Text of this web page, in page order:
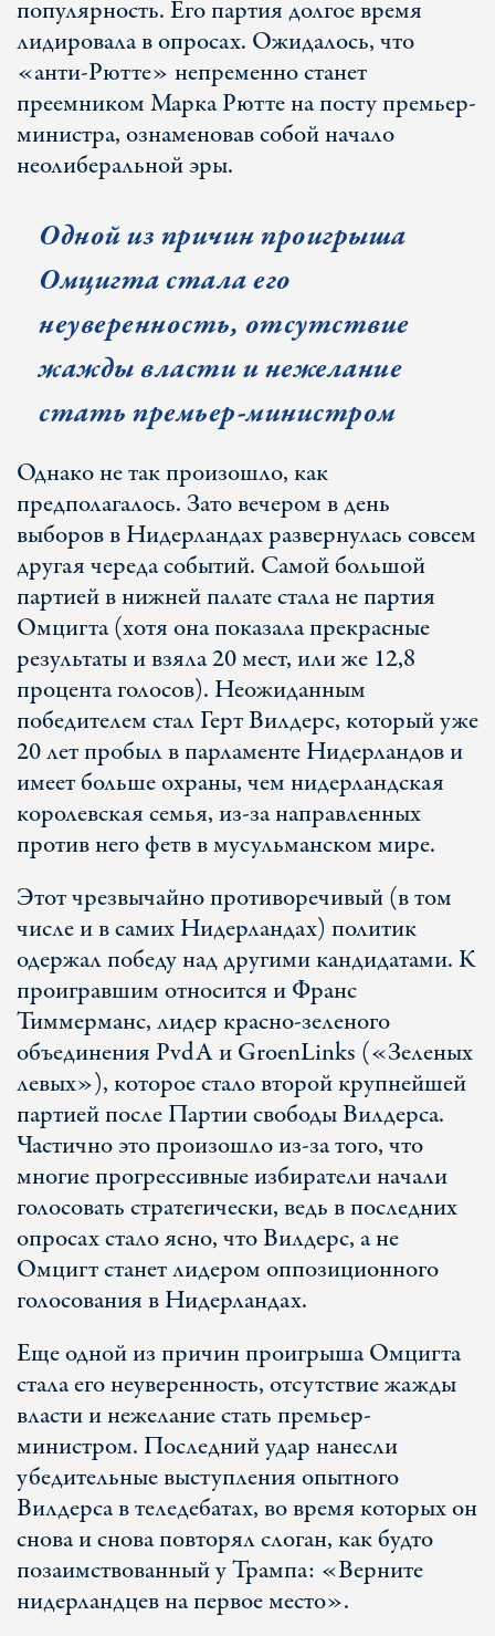
популярность. Его партия долгое время
лидировала в опросах. Ожидалось, что
«анти-Рютте» непременно станет
преемником Марка Рютте на посту премьер-
министра, ознаменовав собой начало
неолиберальной эры.
Одной из причин проигрыша
Омцигта стала его
неуверенность, отсутствие
жажды власти и нежелание
стать премьер-министром
Однако не так произошло, как
предполагалось. Зато вечером в день
выборов в Нидерландах развернулась совсем
другая череда событий. Самой большой
партией в нижней палате стала не партия
Омцигта (хотя она показала прекрасные
результаты и взяла 20 мест, или же 12,8
процента голосов). Неожиданным
победителем стал Герт Вилдерс, который уже
20 лет пробыл в парламенте Нидерландов и
имеет больше охраны, чем нидерландская
королевская семья, из-за направленных
против него фетв в мусульманском мире.
Этот чрезвычайно противоречивый (в том
числе и в самих Нидерландах) политик
одержал победу над другими кандидатами. К
проигравшим относится и Франс
Тиммерманс, лидер красно-зеленого
объединения PvdA и GroenLinks («Зеленых
левых»), которое стало второй крупнейшей
партией после Партии свободы Вилдерса.
Частично это произошло из-за того, что
многие прогрессивные избиратели начали
голосовать стратегически, ведь в последних
опросах стало ясно, что Вилдерс, а не
Омцигт станет лидером оппозиционного
голосования в Нидерландах.
Еще одной из причин проигрыша Омцигта
стала его неуверенность, отсутствие жажды
власти и нежелание стать премьер-
министром. Последний удар нанесли
убедительные выступления опытного
Вилдерса в теледебатах, во время которых он
снова и снова повторял слоган, как будто
позаимствованный у Трампа: «Верните
нидерландцев на первое место».